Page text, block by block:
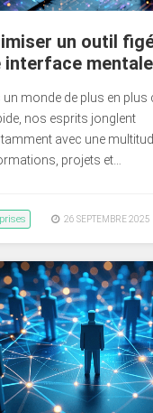
un outil
interface mentale
un monde de plus en plus
nos esprits jonglent
avec une
projets et…
26 SEPTEMBRE 2025